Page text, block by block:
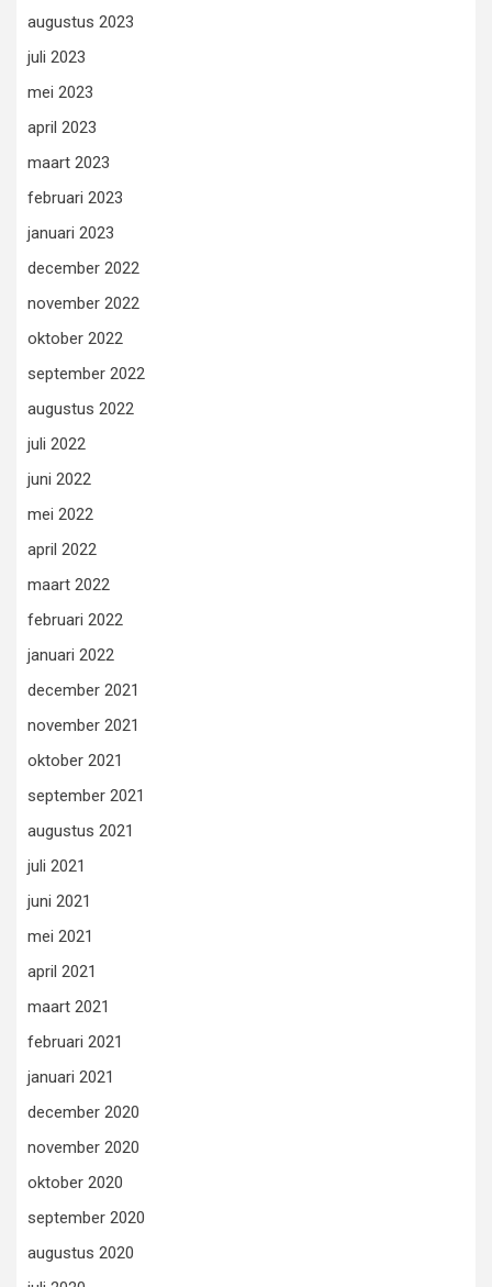
augustus 2023
juli 2023
mei 2023
april 2023
maart 2023
februari 2023
januari 2023
december 2022
november 2022
oktober 2022
september 2022
augustus 2022
juli 2022
juni 2022
mei 2022
april 2022
maart 2022
februari 2022
januari 2022
december 2021
november 2021
oktober 2021
september 2021
augustus 2021
juli 2021
juni 2021
mei 2021
april 2021
maart 2021
februari 2021
januari 2021
december 2020
november 2020
oktober 2020
september 2020
augustus 2020